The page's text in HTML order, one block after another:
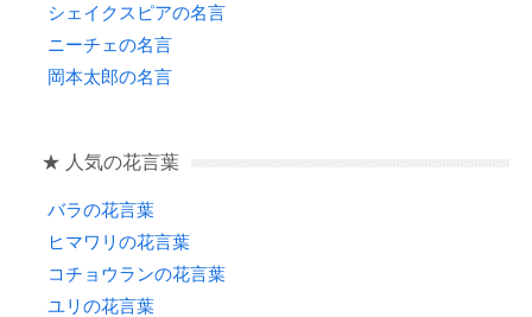
シェイクスピアの名言
ニーチェの名言
岡本太郎の名言
★ 人気の花言葉
バラの花言葉
ヒマワリの花言葉
コチョウランの花言葉
ユリの花言葉